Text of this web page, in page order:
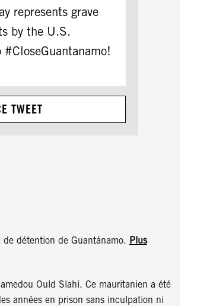
represents grave
by the U.S.
TWEET
détention de Guantánamo. Plus
Ould Slahi. Ce mauritanien a été
années en prison sans inculpation ni